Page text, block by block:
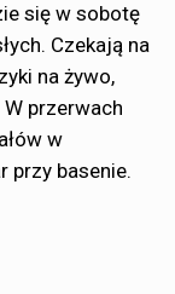
się w sobotę
Czekają na
na żywo,
przerwach
w
przy basenie.